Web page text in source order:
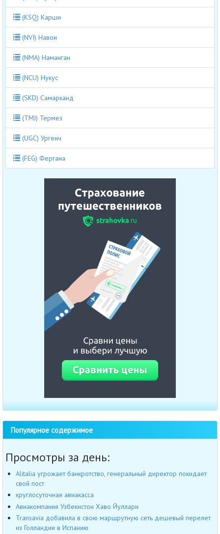
(KSQ) Карши
(NVI) Навои
(NMA) Наманган
(NCU) Нукус
(SKD) Самарканд
(TMJ) Термез
(UGC) Ургенч
(FEG) Фергана
Популярное содержимое
Просмотры за день:
Alitalia угрожает банкротство, генеральный директор покидает
свой пост
круглосуточная авиакасса
Авиакомпания Узбекистон Хаво Йуллари
Transavia добавила в свою маршрутную сеть дешевый перелет
из Голландии в Испанию